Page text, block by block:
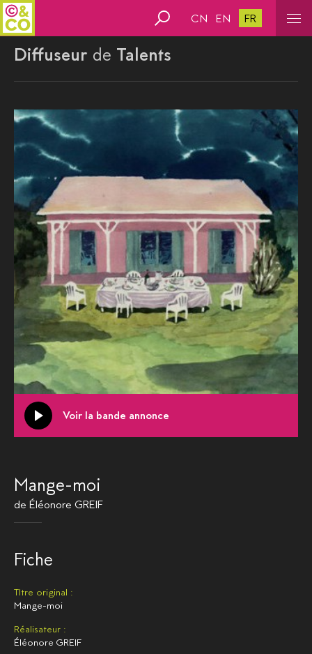
CN EN FR
Diffuseur de Talents
Voir la bande annonce
Mange-moi
de Éléonore GREIF
Fiche
TItre original :
Mange-moi
Réalisateur :
Éléonore GREIF